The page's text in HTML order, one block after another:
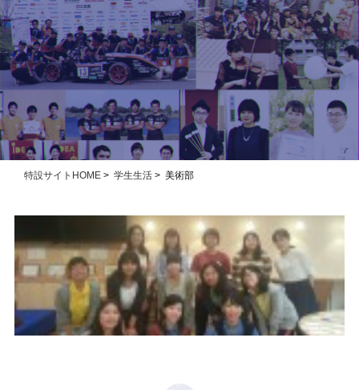
特設サイトHOME> 学生生活> 美術部